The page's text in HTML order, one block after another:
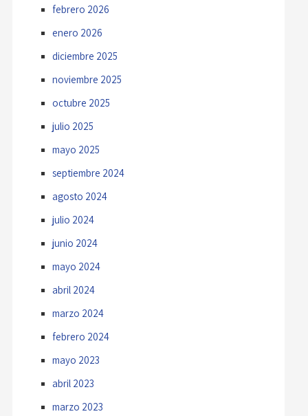
febrero 2026
enero 2026
diciembre 2025
noviembre 2025
octubre 2025
julio 2025
mayo 2025
septiembre 2024
agosto 2024
julio 2024
junio 2024
mayo 2024
abril 2024
marzo 2024
febrero 2024
mayo 2023
abril 2023
marzo 2023